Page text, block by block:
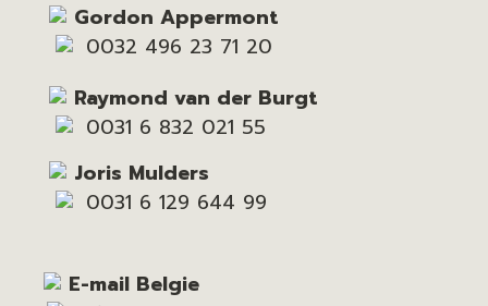
Gordon Appermont
0032 496 23 71 20
Raymond van der Burgt
0031 6 832 021 55
Joris Mulders
0031 6 129 644 99
E-mail Belgie